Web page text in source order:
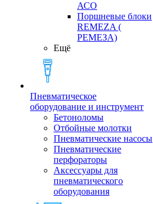
АСО
Поршневые блоки
REMEZA (
РЕМЕЗА)
Ещё
Пневматическое
оборудование и инструмент
Бетоноломы
Отбойные молотки
Пневматические насосы
Пневматические
перфораторы
Аксессуары для
пневматического
оборудования